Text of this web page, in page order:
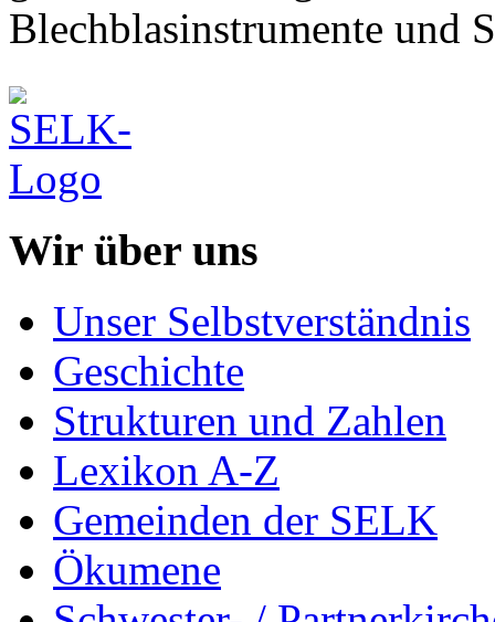
Blechblasinstrumente und
Wir über uns
Unser Selbstverständnis
Geschichte
Strukturen und Zahlen
Lexikon A-Z
Gemeinden der SELK
Ökumene